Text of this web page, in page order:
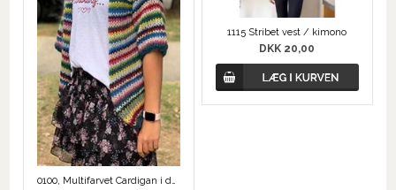
0100, Multifarvet Cardigan i dobbelt Mohair garn
1115 Stribet vest / kimono
DKK 20,00